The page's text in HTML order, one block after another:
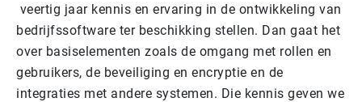
veertig jaar kennis en ervaring in de ontwikkeling van
bedrijfssoftware ter beschikking stellen. Dan gaat het
over basiselementen zoals de omgang met rollen en
gebruikers, de beveiliging en encryptie en de
integraties met andere systemen. Die kennis geven we